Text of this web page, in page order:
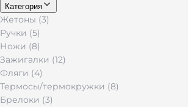
Категория
Жетоны (3)
Ручки (5)
Ножи (8)
Зажигалки (12)
Фляги (4)
Термосы/термокружки (8)
Брелоки (3)